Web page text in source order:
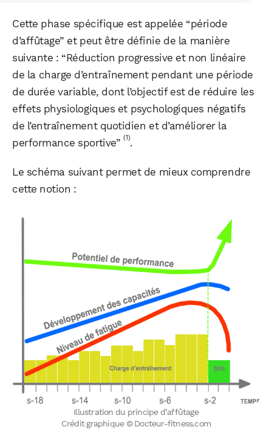
Cette phase spécifique est appelée “période
d’affûtage” et peut être définie de la manière
suivante : “Réduction progressive et non linéaire
de la charge d’entraînement pendant une période
de durée variable, dont l’objectif est de réduire les
effets physiologiques et psychologiques négatifs
de l’entraînement quotidien et d’améliorer la
performance sportive” (1).
Le schéma suivant permet de mieux comprendre
cette notion :
Illustration du principe d’affûtage
Crédit graphique © Docteur-fitness.com